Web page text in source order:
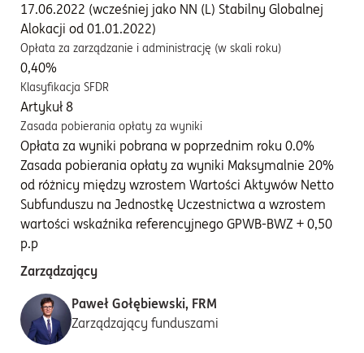
17.06.2022 (wcześniej jako NN (L) Stabilny Globalnej
Alokacji od 01.01.2022)
Opłata za zarządzanie i administrację (w skali roku)
0,40%
Klasyfikacja SFDR
Artykuł 8
Zasada pobierania opłaty za wyniki
Opłata za wyniki pobrana w poprzednim roku 0.0%
Zasada pobierania opłaty za wyniki Maksymalnie 20%
od różnicy między wzrostem Wartości Aktywów Netto
Subfunduszu na Jednostkę Uczestnictwa a wzrostem
wartości wskaźnika referencyjnego GPWB-BWZ + 0,50
p.p
Zarządzający
Paweł Gołębiewski, FRM
Zarządzający funduszami